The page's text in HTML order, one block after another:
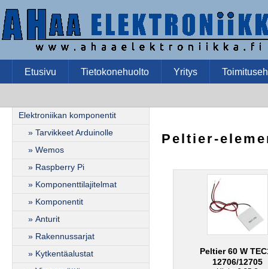
Etusivu Tietokonehuolto Yritys
Elektroniikan komponentit
» Tarvikkeet Arduinolle
» Wemos
» Raspberry Pi
» Komponenttilajitelmat
» Komponentit
» Anturit
» Rakennussarjat
» Kytkentäalustat
Peltier-
Peltier 60 W
12706/12705